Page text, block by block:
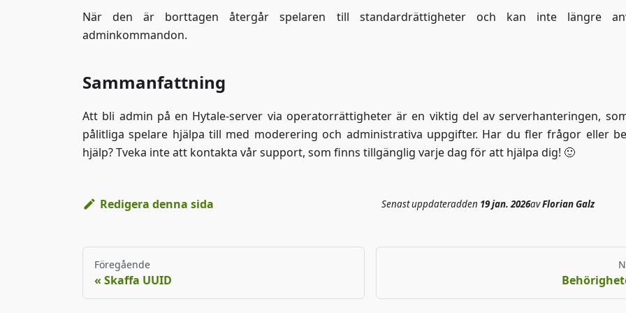
När den är borttagen återgår spelaren till standardrättigheter och kan inte längre
adminkommandon.
Sammanfattning
Att bli admin på en Hytale-server via operatorrättigheter är en viktig del av serverhanteringen,
pålitliga spelare hjälpa till med moderering och administrativa uppgifter. Har du fler frågor eller
hjälp? Tveka inte att kontakta vår support, som finns tillgänglig varje dag för att hjälpa dig! 🙂
Redigera denna sida Senast uppdateradden 19 jan. 2026avFlorian Galz
Föregående
Skaffa UUID